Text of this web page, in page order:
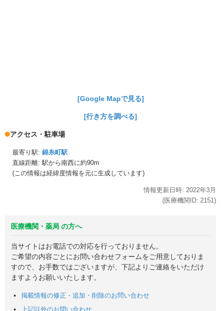
[Google Mapで見る]
[行き方を調べる]
アクセス・駐車場
最寄り駅: 錦糸町駅
直線距離: 駅から南西に約90m
(この情報は経緯度情報を元に生成しています)
情報更新日時: 2022年3月
(医療機関ID: 2151 )
医療機関・薬局 の方へ
当サイトはお電話での対応を行っておりません。
ご希望の内容ごとにお問い合わせフォームをご用意しておりま
すので、お手数ではございますが、下記よりご連絡をいただけ
ますようお願いいたします。
掲載情報の修正・追加・削除のお問い合わせ
上記以外のお問い合わせ